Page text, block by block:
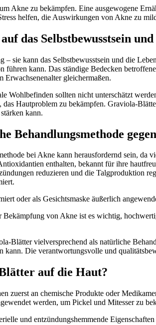
Akne zu bekämpfen. Eine ausgewogene
helfen, die Auswirkungen von Akne zu
das Selbstbewusstsein
sie kann das Selbstbewusstsein und die
führen kann. Das ständige Bedecken
Erwachsenenalter gleichermaßen.
Wohlbefinden sollten nicht unterschätzt
Hautproblem zu bekämpfen. Graviola-
kann.
Behandlungsmethode
bei Akne kann herausfordernd sein,
enthalten, bekannt für ihre
reduzieren und die Talgproduktion
oder als Gesichtsmaske äußerlich
von Akne ist es wichtig,
Blätter vielversprechend als natürliche
Die verantwortungsvolle und
auf die Haut?
zuerst an chemische Produkte oder
werden, um Pickel und Mitesser zu
und entzündungshemmende